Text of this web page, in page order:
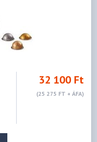
32 100 Ft
(25 275 FT + ÁFA)